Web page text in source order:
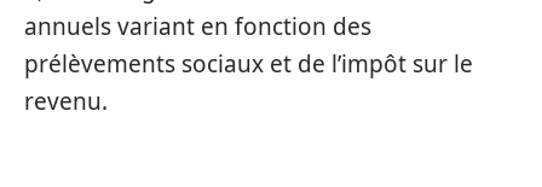
annuels variant en fonction des
prélèvements sociaux et de l’impôt sur le
revenu.